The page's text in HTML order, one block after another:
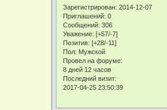
Зарегистрирован: 2014-12-07
Приглашений: 0
Сообщений: 306
Уважение: [+57/-7]
Позитив: [+28/-11]
Пол: Мужской
Провел на форуме:
8 дней 12 часов
Последний визит:
2017-04-25 23:50:39